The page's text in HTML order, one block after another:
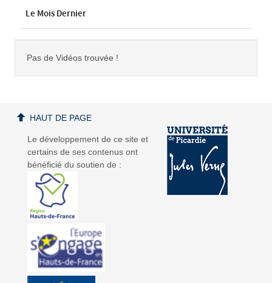
Le Mois Dernier
Pas de Vidéos trouvée !
Le développement de ce site et
certains de ses contenus ont
bénéficié du soutien de :
HAUT DE PAGE